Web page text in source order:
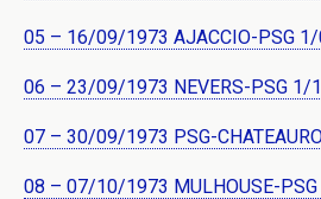
05 – 16/09/1973 AJACCIO-PSG
06 – 23/09/1973 NEVERS-PSG 1/1
07 – 30/09/1973 PSG-
08 – 07/10/1973 MULHOUSE-